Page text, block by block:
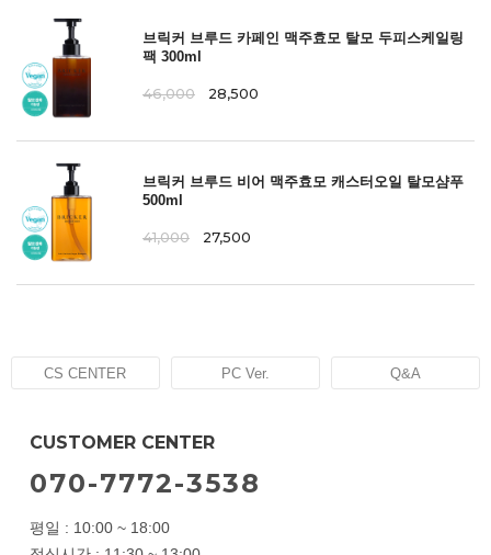
브릭커 브루드 카페인 맥주효모 탈모 두피스케일링
팩 300ml
46,000 28,500
브릭커 브루드 비어 맥주효모 캐스터오일 탈모샴푸
500ml
41,000 27,500
CS CENTER PC Ver. Q&A
CUSTOMER CENTER
070-7772-3538
평일 : 10:00 ~ 18:00